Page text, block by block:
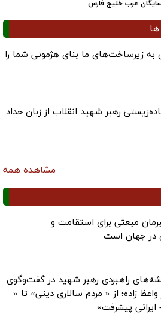
عرب خلیج فارس
به زیرساخت‌های ما بنای هژمونی شما را
رهبر شهید انقلاب از زبان حداد
مشاهده همه
مبعثی برای استقامت و
در جهان است
راهبردی رهبر شهید در گفت‌وگوی
زاده؛ از « مردم سالاری دینی» تا «
ایرانی پیشرفت»